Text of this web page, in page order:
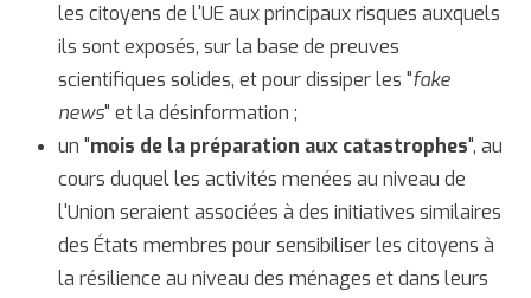
les citoyens de l'UE aux principaux risques auxquels
ils sont exposés, sur la base de preuves
scientifiques solides, et pour dissiper les "fake
news" et la désinformation ;
un "mois de la préparation aux catastrophes", au
cours duquel les activités menées au niveau de
l'Union seraient associées à des initiatives similaires
des États membres pour sensibiliser les citoyens à
la résilience au niveau des ménages et dans leurs